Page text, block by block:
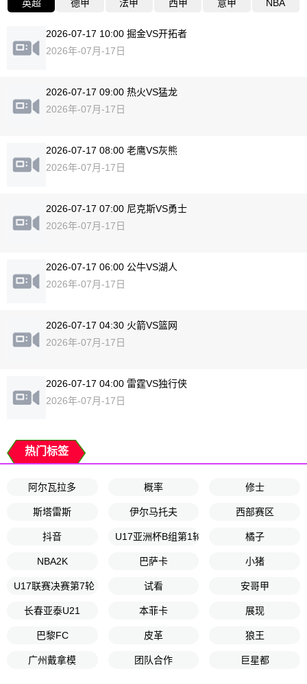
英超 德甲 法甲 西甲 意甲 NBA
2026-07-17 10:00 掘金VS开拓者
2026年-07月-17日
2026-07-17 09:00 热火VS猛龙
2026年-07月-17日
2026-07-17 08:00 老鹰VS灰熊
2026年-07月-17日
2026-07-17 07:00 尼克斯VS勇士
2026年-07月-17日
2026-07-17 06:00 公牛VS湖人
2026年-07月-17日
2026-07-17 04:30 火箭VS篮网
2026年-07月-17日
2026-07-17 04:00 雷霆VS独行侠
2026年-07月-17日
热门标签
阿尔瓦拉多 概率 修士
斯塔雷斯 伊尔马托夫 西部赛区
抖音 U17亚洲杯B组第1轮 橘子
NBA2K 巴萨卡 小猪
U17联赛决赛第7轮 试看 安哥甲
长春亚泰U21 本菲卡 展现
巴黎FC 皮革 狼王
广州戴拿模 团队合作 巨星都